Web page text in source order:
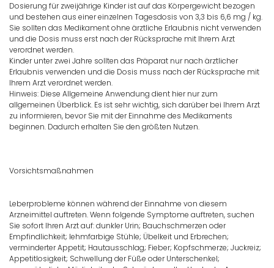
Dosierung für zweijährige Kinder ist auf das Körpergewicht bezogen
und bestehen aus einer einzelnen Tagesdosis von 3,3 bis 6,6 mg / kg.
Sie sollten das Medikament ohne ärztliche Erlaubnis nicht verwenden
und die Dosis muss erst nach der Rücksprache mit Ihrem Arzt
verordnet werden.
Kinder unter zwei Jahre sollten das Präparat nur nach ärztlicher
Erlaubnis verwenden und die Dosis muss nach der Rücksprache mit
Ihrem Arzt verordnet werden.
Hinweis: Diese Allgemeine Anwendung dient hier nur zum
allgemeinen Überblick. Es ist sehr wichtig, sich darüber bei Ihrem Arzt
zu informieren, bevor Sie mit der Einnahme des Medikaments
beginnen. Dadurch erhalten Sie den größten Nutzen.
Vorsichtsmaßnahmen
Leberprobleme können während der Einnahme von diesem
Arzneimittel auftreten. Wenn folgende Symptome auftreten, suchen
Sie sofort Ihren Arzt auf: dunkler Urin; Bauchschmerzen oder
Empfindlichkeit; lehmfarbige Stühle; Übelkeit und Erbrechen;
verminderter Appetit; Hautausschlag; Fieber; Kopfschmerze; Juckreiz;
Appetitlosigkeit; Schwellung der Füße oder Unterschenkel;